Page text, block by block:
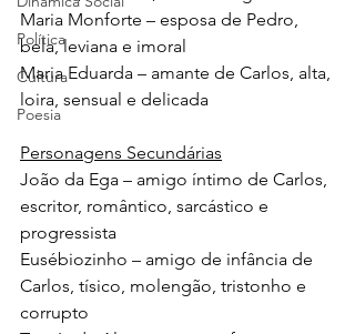
Política
Cultura
Poesia
Maria Monforte – esposa de Pedro,
bela, leviana e imoral
Maria Eduarda – amante de Carlos, alta,
loira, sensual e delicada
Personagens Secundárias
João da Ega – amigo íntimo de Carlos,
escritor, romântico, sarcástico e
progressista
Eusébiozinho – amigo de infância de
Carlos, tísico, molengão, tristonho e
corrupto